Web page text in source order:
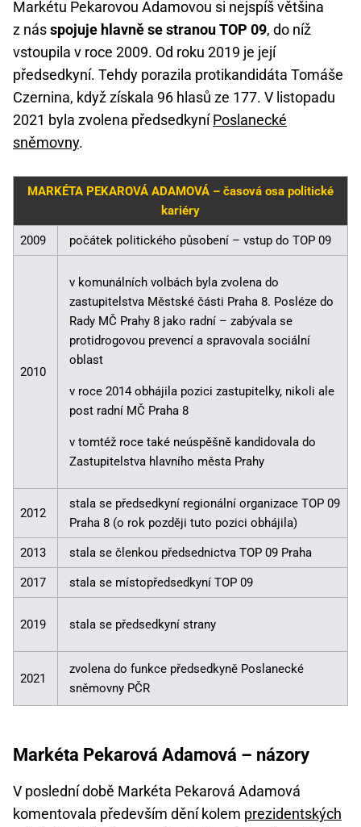
Markétu Pekarovou Adamovou si nejspíš většina
z násspojuje hlavně se stranou TOP 09, do níž
vstoupila v roce 2009. Od roku 2019 je její
předsedkyní. Tehdy porazila protikandidáta Tomáše
Czernina, když získala 96 hlasů ze 177. V listopadu
2021 byla zvolena předsedkyníPoslanecké
sněmovny.
MARKÉTA PEKAROVÁ ADAMOVÁ – časová osa politické
kariéry
2009 počátek politického působení – vstup do TOP 09
2010
v komunálních volbách byla zvolena do
zastupitelstva Městské části Praha 8. Posléze do
Rady MČ Prahy 8 jako radní – zabývala se
protidrogovou prevencí a spravovala sociální
oblast
v roce 2014 obhájila pozici zastupitelky, nikoli ale
post radní MČ Praha 8
v tomtéž roce také neúspěšně kandidovala do
Zastupitelstva hlavního města Prahy
2012
stala se předsedkyní regionální organizace TOP 09
Praha 8 (o rok později tuto pozici obhájila)
2013 stala se členkou předsednictva TOP 09 Praha
2017 stala se místopředsedkyní TOP 09
2019 stala se předsedkyní strany
2021
zvolena do funkce předsedkyně Poslanecké
sněmovny PČR
Markéta Pekarová Adamová – názory
V poslední době Markéta Pekarová Adamová
komentovala především dění kolem prezidentských